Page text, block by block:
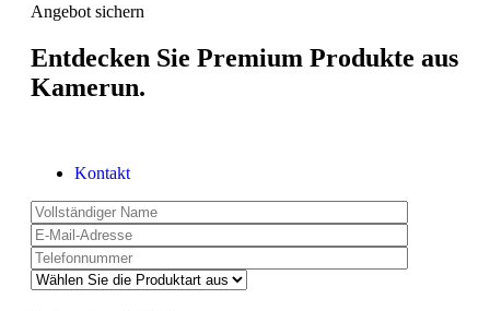
Angebot sichern
Entdecken Sie Premium Produkte aus
Kamerun.
Kontakt